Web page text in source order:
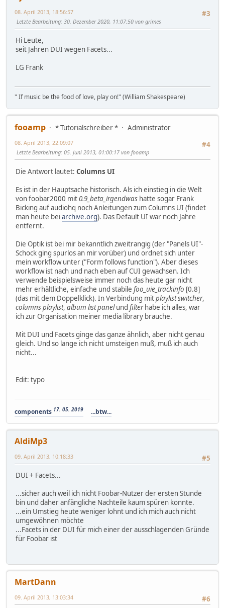
#3
08. April 2013, 18:56:57
Letzte Bearbeitung: 30. Dezember 2020, 11:07:50 von grimes
Hi Leute,
seit Jahren DUI wegen Facets...
LG Frank
" If music be the food of love, play on!" (William Shakespeare)
fooamp * Tutorialschreiber *
Administrator
#4
08. April 2013, 22:09:07
Letzte Bearbeitung: 05. Juni 2013, 01:00:17 von fooamp
Die Antwort lautet: Columns UI
Es ist in der Hauptsache historisch. Als ich einstieg in die Welt
von foobar2000 mit0.9_beta_irgendwas hatte sogar Frank
Bicking auf audiohq noch Anleitungen zum Columns UI (findet
man heute beiarchive.org). Das Default UI war noch Jahre
entfernt.
Die Optik ist bei mir bekanntlich zweitrangig (der "Panels UI"-
Schock ging spurlos an mir vorüber) und ordnet sich unter
mein workflow unter ("Form follows function"). Aber dieses
workflow ist nach und nach eben auf CUI gewachsen. Ich
verwende beispielsweise immer noch das heute gar nicht
mehr erhältliche, einfache und stabile foo_uie_trackinfo [0.8]
(das mit dem Doppelklick). In Verbindung mitplaylist switcher,
columns playlist, album list panelund filterhabe ich alles, war
ich zur Organisation meiner media library brauche.
Mit DUI und Facets ginge das ganze ähnlich, aber nicht genau
gleich. Und so lange ich nicht umsteigen muß, muß ich auch
nicht...
Edit: typo
components 17. 05. 2019 ...btw...
AldiMp3
#5
09. April 2013, 10:18:33
DUI + Facets...
...sicher auch weil ich nicht Foobar-Nutzer der ersten Stunde
bin und daher anfängliche Nachteile kaum spüren konnte.
...ein Umstieg heute weniger lohnt und ich mich auch nicht
umgewöhnen möchte
...Facets in der DUI für mich einer der ausschlagenden Gründe
für Foobar ist
MartDann
#6
09. April 2013, 13:03:34